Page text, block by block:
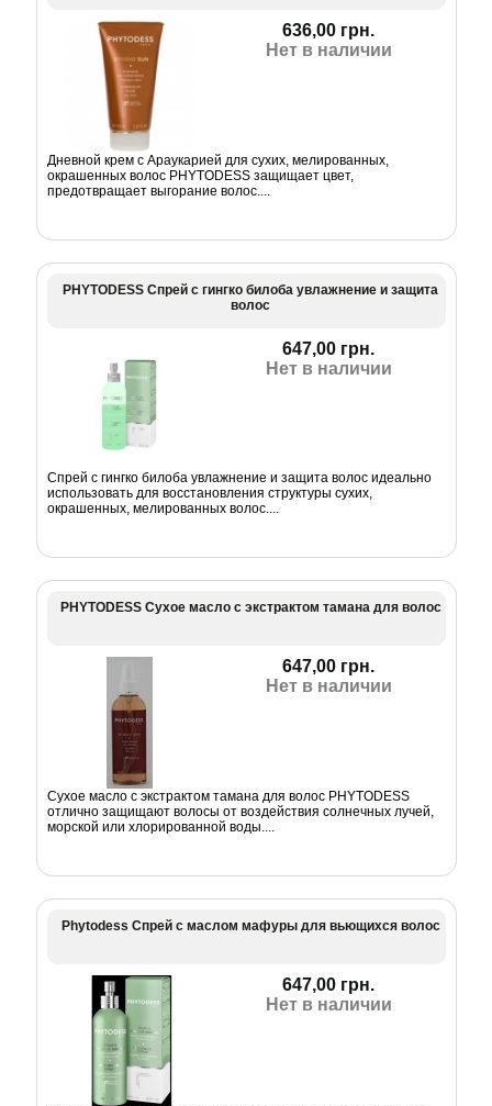
636,00 грн.
Нет в наличии
Дневной крем с Араукарией для сухих, мелированных,
окрашенных волос PHYTODESS защищает цвет,
предотвращает выгорание волос....
PHYTODESS Спрей с гингко билоба увлажнение и защита
волос
647,00 грн.
Нет в наличии
Спрей с гингко билоба увлажнение и защита волос идеально
использовать для восстановления структуры сухих,
окрашенных, мелированных волос....
PHYTODESS Сухое масло с экстрактом тамана для волос
647,00 грн.
Нет в наличии
Сухое масло с экстрактом тамана для волос PHYTODESS
отлично защищают волосы от воздействия солнечных лучей,
морской или хлорированной воды....
Phytodess Спрей с маслом мафуры для вьющихся волос
647,00 грн.
Нет в наличии